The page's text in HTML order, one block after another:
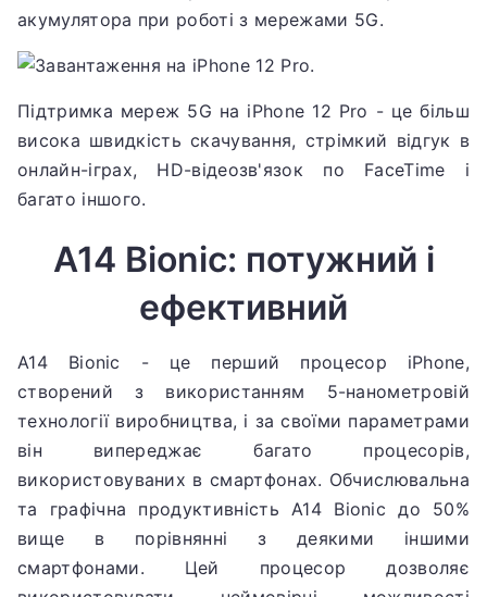
акумулятора при роботі з мережами 5G.
Підтримка мереж 5G на iPhone 12 Pro - це більш
висока швидкість скачування, стрімкий відгук в
онлайн-іграх, HD-відеозв'язок по FaceTime і
багато іншого.
A14 Bionic: потужний і
ефективний
A14 Bionic - це перший процесор iPhone,
створений з використанням 5-нанометровій
технології виробництва, і за своїми параметрами
він випереджає багато процесорів,
використовуваних в смартфонах. Обчислювальна
та графічна продуктивність A14 Bionic до 50%
вище в порівнянні з деякими іншими
смартфонами. Цей процесор дозволяє